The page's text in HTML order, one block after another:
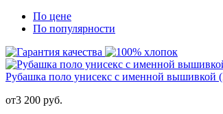
По цене
По популярности
Рубашка поло унисекс с именной вышивкой
от3 200 руб.